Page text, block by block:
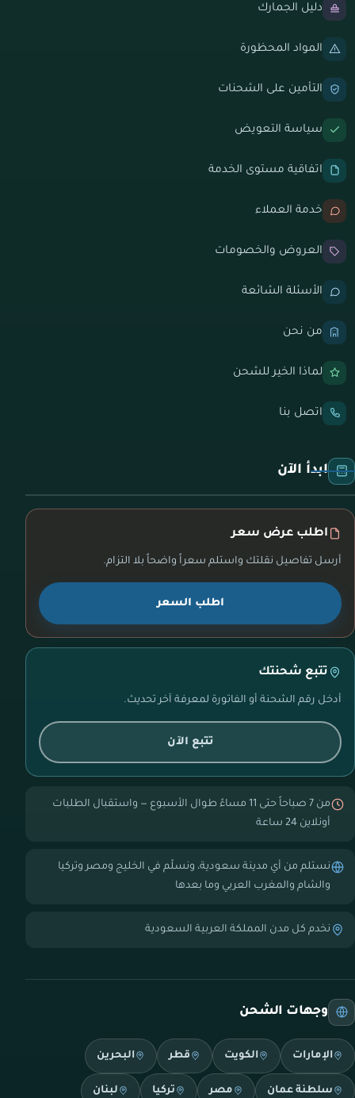
دليل الجمارك
المواد المحظورة
التأمين على الشحنات
سياسة التعويض
اتفاقية مستوى الخدمة
خدمة العملاء
العروض والخصومات
الأسئلة الشائعة
من نحن
لماذا الخير للشحن
اتصل بنا
ابدأ الآن
اطلب عرض سعر
أرسل تفاصيل نقلتك واستلم سعراً واضحاً بلا التزام.
اطلب السعر
تتبع شحنتك
أدخل رقم الشحنة أو الفاتورة لمعرفة آخر تحديث.
تتبع الآن
من 7 صباحاً حتى 11 مساءً طوال الأسبوع — واستقبال الطلبات
أونلاين 24 ساعة
نستلم من أي مدينة سعودية، ونسلّم في الخليج ومصر وتركيا
والشام والمغرب العربي وما بعدها
نخدم كل مدن المملكة العربية السعودية
وجهات الشحن
الإمارات الكويت قطر البحرين
سلطنة عمان مصر تركيا لبنان